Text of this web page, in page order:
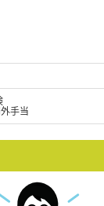
手当